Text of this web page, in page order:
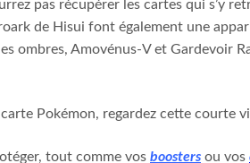
pas récupérer les cartes qui s’y
de Hisui font également une
Amovénus-V et Gardevoir
Pokémon, regardez cette courte
tout comme vos boosters ou vos